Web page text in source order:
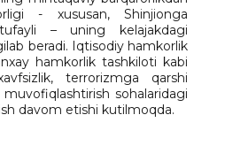
- xususan, Shinjionga
– uning kelajakdagi
beradi. Iqtisodiy hamkorlik
hamkorlik tashkiloti kabi
terrorizmga qarshi
sohalaridagi
davom etishi kutilmoqda.